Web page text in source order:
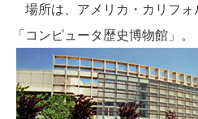
場所は、アメリカ・カリフォ
「コンピュータ歴史博物館」。